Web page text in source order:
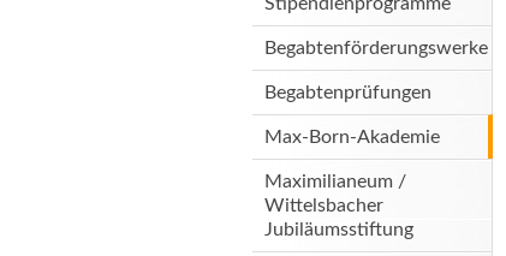
Stipendienprogramme
Begabtenförderungswerke
Begabtenprüfungen
Max-Born-Akademie
Maximilianeum /
Wittelsbacher
Jubiläumsstiftung